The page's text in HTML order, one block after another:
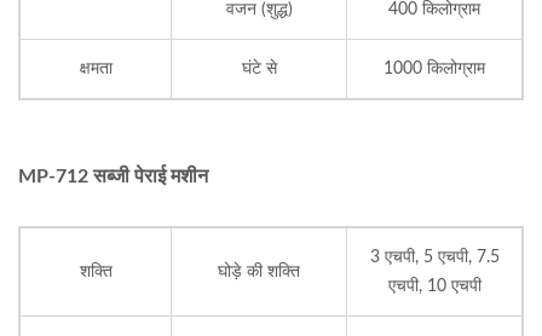
वजन (शुद्ध) 400 किलोग्राम
क्षमता घंटे से 1000 किलोग्राम
MP-712 सब्जी पेराई मशीन
शक्ति घोड़े की शक्ति
3 एचपी, 5 एचपी, 7.5
एचपी, 10 एचपी